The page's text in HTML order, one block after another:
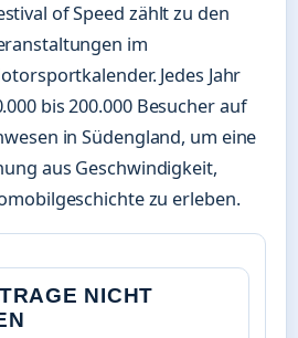
of Speed zählt zu den
im
Jedes Jahr
bis 200.000 Besucher auf
in Südengland, um eine
aus Geschwindigkeit,
zu erleben.
NICHT